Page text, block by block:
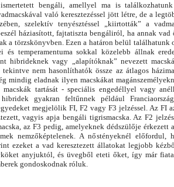
bengáli, amellyel ma is
való keresztezéssel jött létre, de a
szelektív tenyésztéssel „kiirtották” a
háziasított, fajtatiszta bengáliról, ha annak
a törzskönyvben. Ezen a határon belül
és temperamentuma sokkal közelebb állnak
hibrideknek vagy „alapítóknak” nevezett
tekintve nem hasonlíthatók össze az átlagos
mindig eladnak ilyen macskákat
tartását - speciális engedéllyel vagy
gyakran feltűnnek például
megjelölik FI, F2 vagy F3 jelzéssel. Az FI
vagyis apja bengáli tigrismacska. Az F2
az F3 pedig, amelyeknek dédszülője érkezett
nemzőképtelenek. A nőstényeknél előfordul,
ezeket a vad keresztezett állatokat legjobb
anyjuktól, és üvegből eteti őket, így már
gondoskodnak róluk.